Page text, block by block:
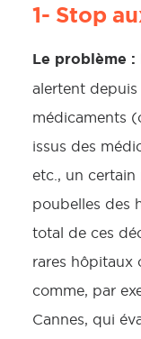
1- Stop
Le problème :
alertent depuis
médicaments
issus des
etc., un
poubelles des
total de ces
rares hôpitaux
comme, par
Cannes, qui